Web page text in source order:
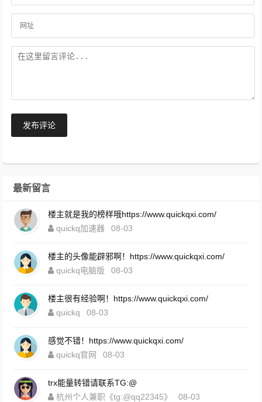
发布评论
最新留言
楼主就是我的榜样哦https://www.quickqxi.com/
quickq加速器
08-03
楼主的头像能辟邪啊！https://www.quickqxi.com/
quickq电脑版
08-03
楼主很有经验啊！https://www.quickqxi.com/
quickq
08-03
感觉不错！https://www.quickqxi.com/
quickq官网
08-03
trx能量转错请联系TG:@
杭州个人兼职《tg:@qq22345》
08-03